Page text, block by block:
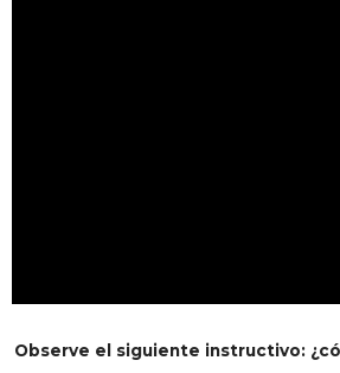
Observe el siguiente instructivo: